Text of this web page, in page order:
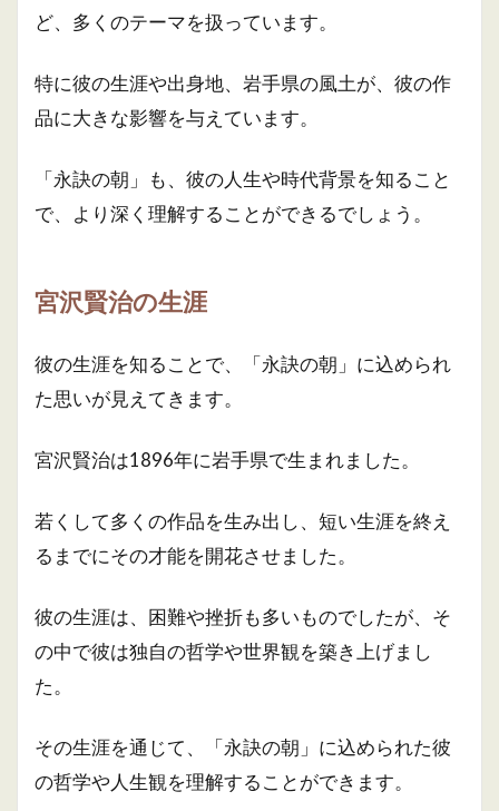
ど、多くのテーマを扱っています。
特に彼の生涯や出身地、岩手県の風土が、彼の作
品に大きな影響を与えています。
「永訣の朝」も、彼の人生や時代背景を知ること
で、より深く理解することができるでしょう。
宮沢賢治の生涯
彼の生涯を知ることで、「永訣の朝」に込められ
た思いが見えてきます。
宮沢賢治は1896年に岩手県で生まれました。
若くして多くの作品を生み出し、短い生涯を終え
るまでにその才能を開花させました。
彼の生涯は、困難や挫折も多いものでしたが、そ
の中で彼は独自の哲学や世界観を築き上げまし
た。
その生涯を通じて、「永訣の朝」に込められた彼
の哲学や人生観を理解することができます。